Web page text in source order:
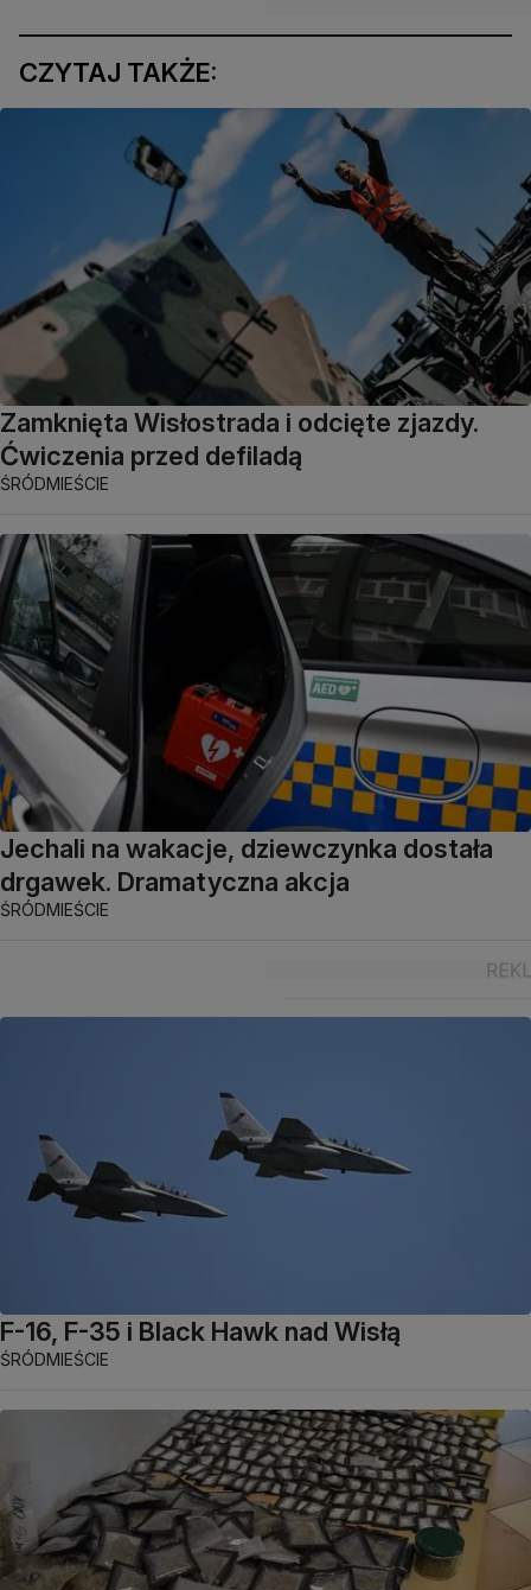
CZYTAJ TAKŻE:
Zamknięta Wisłostrada i odcięte zjazdy.
Ćwiczenia przed defiladą
ŚRÓDMIEŚCIE
Jechali na wakacje, dziewczynka dostała
drgawek. Dramatyczna akcja
ŚRÓDMIEŚCIE
F-16, F-35 i Black Hawk nad Wisłą
ŚRÓDMIEŚCIE